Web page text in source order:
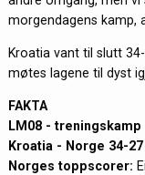
morgendagens kamp,
Kroatia vant til slutt
møtes lagene til dyst
FAKTA
LM08 - treningskamp
Kroatia - Norge 34-
Norges toppscorer: